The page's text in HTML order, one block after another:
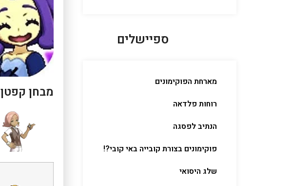
ספיישלים
מארחת הפוקימונים
רוחות פלדאה
הנתיב לפסגה
פוקימונים בצורת קובייה באי קובי?!
שלג היסואי
מבחן קפטן 1: אילמה